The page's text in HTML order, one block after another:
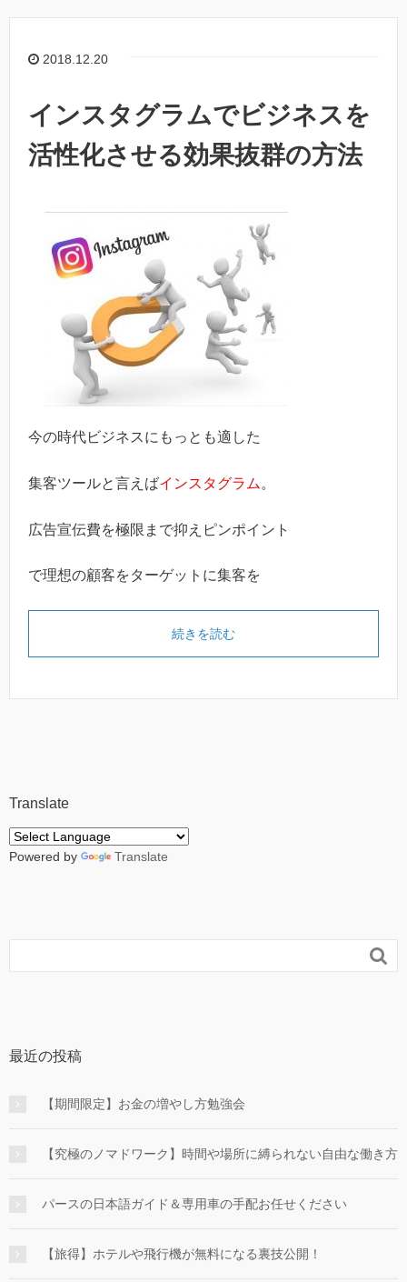
2018.12.20
インスタグラムでビジネスを
活性化させる効果抜群の方法
今の時代ビジネスにもっとも適した
集客ツールと言えばインスタグラム 。
広告宣伝費を極限まで抑えピンポイント
で理想の顧客をターゲットに集客を
続きを読む
Translate
Powered by Translate

最近の投稿
【期間限定】お金の増やし方勉強会
【究極のノマドワーク】時間や場所に縛られない自由な働き方
パースの日本語ガイド＆専用車の手配お任せください
【旅得】ホテルや飛行機が無料になる裏技公開！